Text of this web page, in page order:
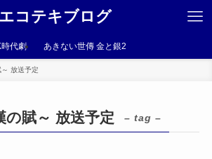
エコテキブログ
時代劇 あきない世傳 金と銀2
放送予定
の賦～ 放送予定 – tag –